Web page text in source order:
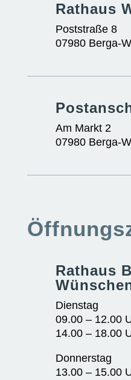
Rathaus
Poststraße 8
07980 Berga-
Am Markt 2
07980 Berga-
Rathaus
Dienstag
09.00 – 12.00
14.00 – 18.00
Donnerstag
13.00 – 15.00